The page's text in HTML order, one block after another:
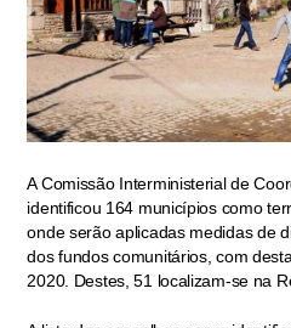
A Comissão Interministerial de
identificou 164 municípios como
onde serão aplicadas medidas de
dos fundos comunitários, com
2020. Destes, 51 localizam-se na